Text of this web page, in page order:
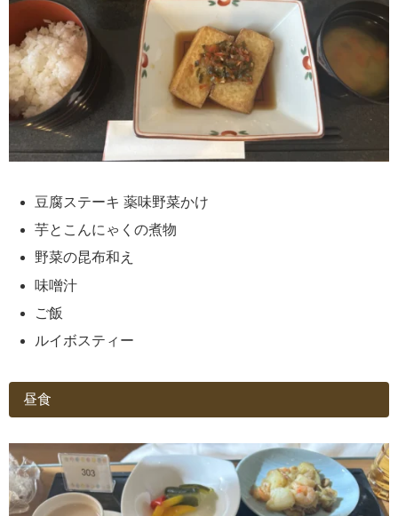
豆腐ステーキ 薬味野菜かけ
芋とこんにゃくの煮物
野菜の昆布和え
味噌汁
ご飯
ルイボスティー
昼食